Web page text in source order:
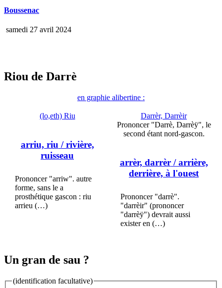
Boussenac
samedi 27 avril 2024
Riou de Darrè
en graphie alibertine :
(lo,eth) Riu
arriu, riu / rivière,
ruisseau
Prononcer "arriw". autre
forme, sans le a
prosthétique gascon : riu
arrieu (…)
Darrèr, Darrèir
Prononcer "Darrè, Darrèÿ", le
second étant nord-gascon.
arrèr, darrèr/ arrière,
derrière, à l'ouest
Prononcer "darrè".
"darrèir" (prononcer
"darrèÿ") devrait aussi
exister en (…)
Un gran de sau ?
(identification facultative)